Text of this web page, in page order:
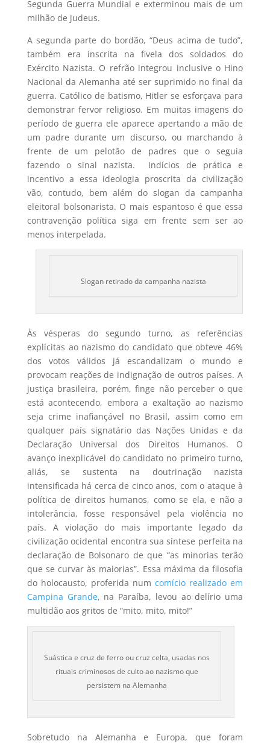
Segunda Guerra Mundial e exterminou mais de um
milhão de judeus.
A segunda parte do bordão, “Deus acima de tudo”,
também era inscrita na fivela dos soldados do
Exército Nazista. O refrão integrou inclusive o Hino
Nacional da Alemanha até ser suprimido no final da
guerra. Católico de batismo, Hitler se esforçava para
demonstrar fervor religioso. Em muitas imagens do
período de guerra ele aparece apertando a mão de
um padre durante um discurso, ou marchando à
frente de um pelotão de padres que o seguia
fazendo o sinal nazista. Indícios de prática e
incentivo a essa ideologia proscrita da civilização
vão, contudo, bem além do slogan da campanha
eleitoral bolsonarista. O mais espantoso é que essa
contravenção política siga em frente sem ser ao
menos interpelada.
Slogan retirado da campanha nazista
Às vésperas do segundo turno, as referências
explícitas ao nazismo do candidato que obteve 46%
dos votos válidos já escandalizam o mundo e
provocam reações de indignação de outros países. A
justiça brasileira, porém, finge não perceber o que
está acontecendo, embora a exaltação ao nazismo
seja crime inafiançável no Brasil, assim como em
qualquer país signatário das Nações Unidas e da
Declaração Universal dos Direitos Humanos. O
avanço inexplicável do candidato no primeiro turno,
aliás, se sustenta na doutrinação nazista
intensificada há cerca de cinco anos, com o ataque à
política de direitos humanos, como se ela, e não a
intolerância, fosse responsável pela violência no
país. A violação do mais importante legado da
civilização ocidental encontra sua síntese perfeita na
declaração de Bolsonaro de que “as minorias terão
que se curvar às maiorias”. Essa máxima da filosofia
do holocausto, proferida numcomício realizado em
Campina Grande, na Paraíba, levou ao delírio uma
multidão aos gritos de “mito, mito, mito!”
Suástica e cruz de ferro ou cruz celta, usadas nos
rituais criminosos de culto ao nazismo que
persistem na Alemanha
Sobretudo na Alemanha e Europa, que foram